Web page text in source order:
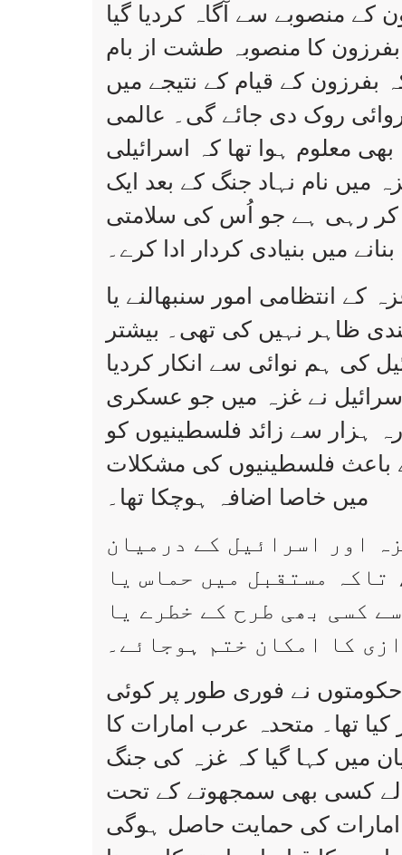
کے منصوبے سے آگاہ کردیا گیا
کا منصوبہ طشت از بام
کے قیام کے نتیجے میں
روک دی جائے گی۔ عالمی
معلوم ہوا تھا کہ اسرائیلی
نام نہاد جنگ کے بعد ایک
کر رہی ہے جو اُس کی سلامتی
بنانے میں بنیادی کردار ادا کرے۔
انتظامی امور سنبھالنے یا
ظاہر نہیں کی تھی۔ بیشتر
کی ہم نوائی سے انکار کردیا
نے غزہ میں جو عسکری
ہزار سے زائد فلسطینیوں کو
باعث فلسطینیوں کی مشکلات
میں خاصا اضافہ ہوچکا تھا۔
اور اسرائیل کے درمیان
تاکہ مستقبل میں حماس یا
کسی بھی طرح کے خطرے یا
کا امکان ختم ہوجائے۔
نے فوری طور پر کوئی
کیا تھا۔ متحدہ عرب امارات کا
میں کہا گیا کہ غزہ کی جنگ
کسی بھی سمجھوتے کے تحت
امارات کی حمایت حاصل ہوگی